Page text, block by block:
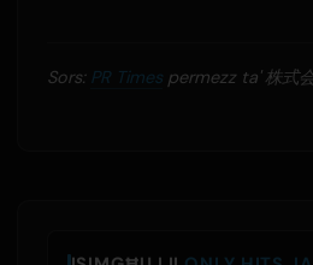
Sors: PR Timespermezz ta' 株式